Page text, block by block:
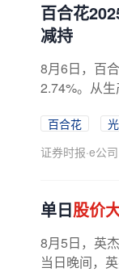
百合花
减持
8月6日，百
2.74%。从
百合花
证券时报·e公司
单日股价
8月5日，英
当日晚间，